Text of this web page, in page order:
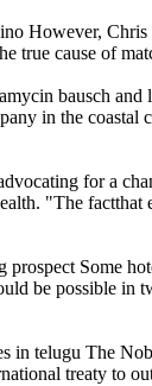
However,
true cause of
bausch and
in the
for a
"The
Some
be possible in
in telugu The
treaty to